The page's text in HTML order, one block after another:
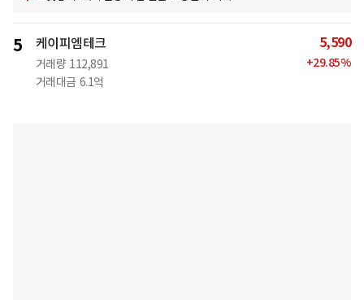
5 케이피엠테크
거래량 112,891
거래대금 6.1억
5,590
+29.85%